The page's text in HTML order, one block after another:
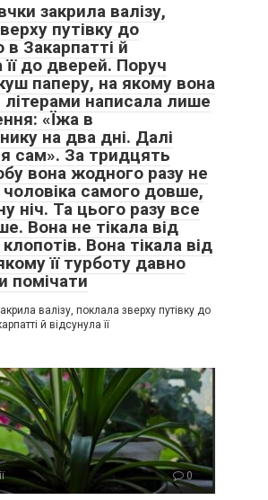
закрила валізу,
путівку до
в Закарпатті й
її до дверей. Поруч
паперу, на якому вона
написала лише
«Їжа в
на два дні. Далі
сам». За тридцять
вона жодного разу не
самого довше,
ніч. Та цього разу все
Вона не тікала від
Вона тікала від
її турботу давно
помічати
валізу, поклала зверху путівку до
й відсунула її
0